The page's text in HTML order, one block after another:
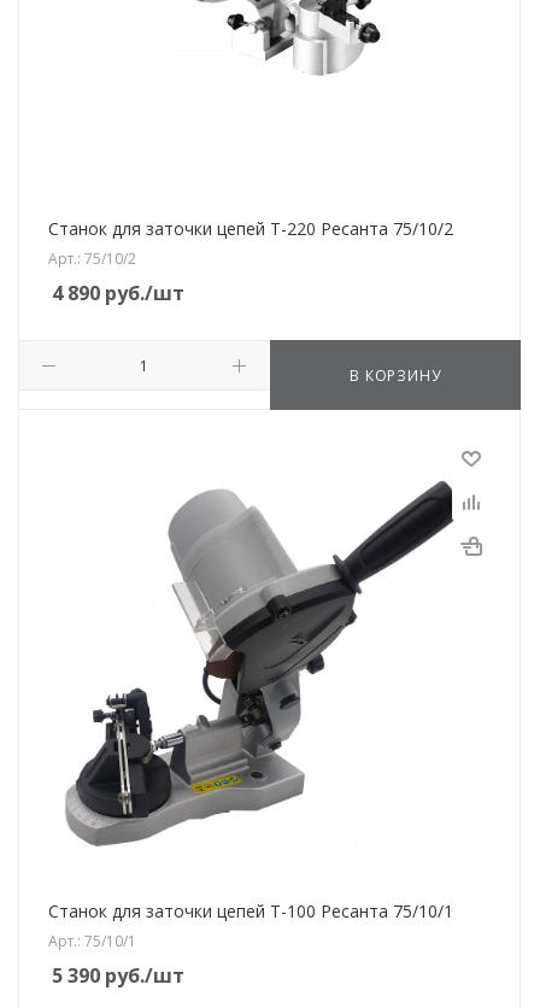
Станок для заточки цепей Т-220 Ресанта 75/10/2
Арт.: 75/10/2
4 890 руб./шт
В КОРЗИНУ
Станок для заточки цепей Т-100 Ресанта 75/10/1
Арт.: 75/10/1
5 390 руб./шт